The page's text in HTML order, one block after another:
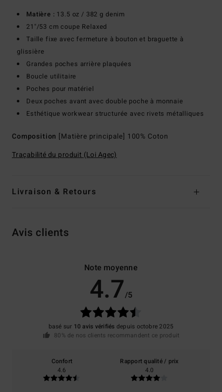
Matière : 13.5 oz / 382 g denim
21"/53 cm coupe Relaxed
Taille fixe avec fermeture à bouton et braguette à
glissière
Grandes poches arrière plaquées
Boucle utilitaire
Poches pour matériel
Deux poches avant avec double poche à monnaie
Esthétique workwear structurée avec rivets métalliques
Composition [Matière principale] 100% Coton
Traçabilité du produit (Loi Agec)
Livraison & Retours
Avis clients
Note moyenne
4.7/5
basé sur 10 avis vérifiés depuis octobre 2025
80% de nos clients recommandent ce produit
Confort
4.6
Rapport qualité / prix
4.0